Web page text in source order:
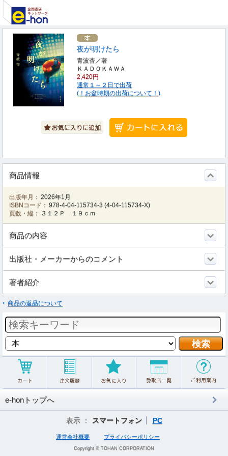
夜が明けたら
青波杏／著
ＫＡＤＯＫＡＷＡ
2,420円
通常１～２日で出荷
(！お盆時期の出荷について！)
商品情報
出版年月： 2026年1月
ISBNコード： 978-4-04-115734-3 (4-04-115734-X)
頁数・縦：
３１２Ｐ １９ｃｍ
商品の内容
出版社・メーカーからのコメント
著者紹介
商品の返品について
e-honトップへ
表示 ： スマートフォン PC
運営会社概要 プライバシーポリシー
Copyright © TOHAN CORPORATION